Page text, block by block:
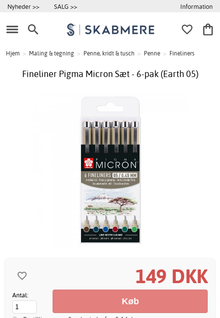
Nyheder >> SALG >> Information
Hjem > Maling & tegning > Penne, kridt & tusch > Penne > Fineliners
Fineliner Pigma Micron Sæt - 6-pak (Earth 05)
149 DKK
Antal: